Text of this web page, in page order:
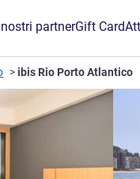
partnerGift Card
ibis Rio Porto Atlantico